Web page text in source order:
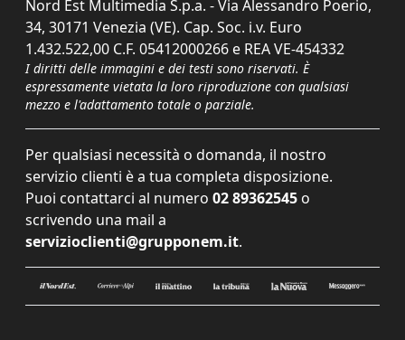
Nord Est Multimedia S.p.a. - Via Alessandro Poerio,
34, 30171 Venezia (VE). Cap. Soc. i.v. Euro
1.432.522,00 C.F. 05412000266 e REA VE-454332
I diritti delle immagini e dei testi sono riservati. È
espressamente vietata la loro riproduzione con qualsiasi
mezzo e l'adattamento totale o parziale.
Per qualsiasi necessità o domanda, il nostro
servizio clienti è a tua completa disposizione.
Puoi contattarci al numero 02 89362545 o
scrivendo una mail a
servizioclienti@grupponem.it.